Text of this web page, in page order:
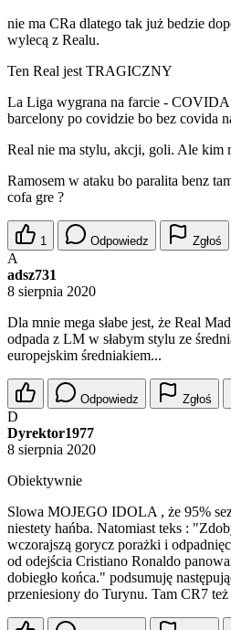
nie ma CRa dlatego tak już bedzie
wylecą z Realu.
Ten Real jest TRAGICZNY
La Liga wygrana na farcie -
barcelony po covidzie bo bez covida
Real nie ma stylu, akcji, goli. Ale kim
Ramosem w ataku bo paralita benz
cofa gre ?
1 Odpowiedz Zgłoś
A
adsz731
8 sierpnia 2020
Dla mnie mega słabe jest, że Real
odpada z LM w słabym stylu ze
europejskim średniakiem...
Odpowiedz Zgłoś
D
Dyrektor1977
8 sierpnia 2020
Obiektywnie
Slowa MOJEGO IDOLA , że 95%
niestety hańba. Natomiast teks :
wczorajszą gorycz porażki i
od odejścia Cristiano Ronaldo
dobiegło końca." podsumuję
przeniesiony do Turynu. Tam CR7